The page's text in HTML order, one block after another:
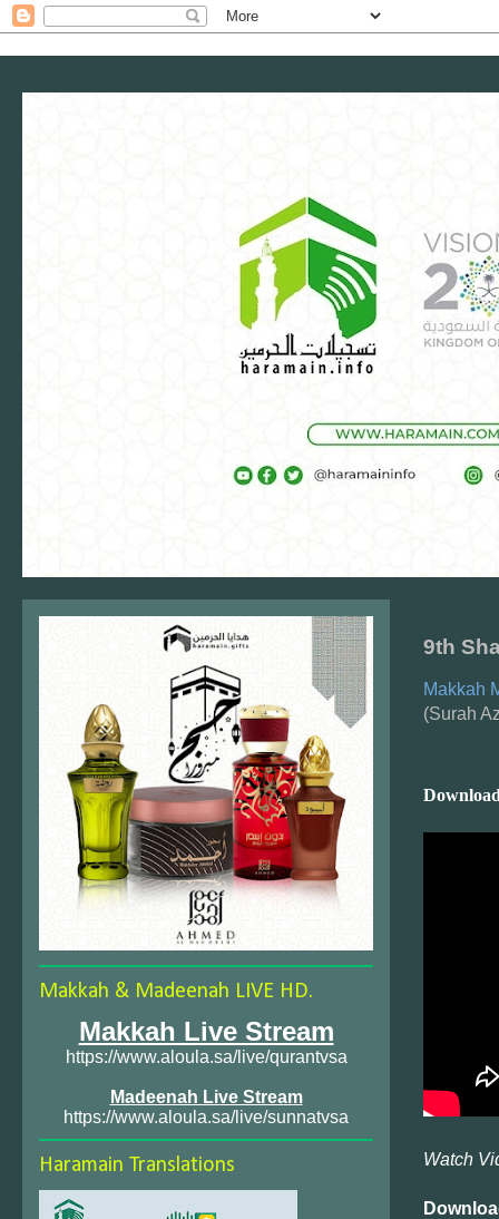
9th
Makkah
(Surah
Watch
Makkah & Madeenah LIVE HD.
Makkah Live Stream
https://www.aloula.sa/live/qurantvsa
Madeenah Live Stream
https://www.aloula.sa/live/sunnatvsa
Haramain Translations